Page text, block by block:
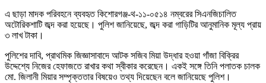
এ ছাড়া মাদক পরিবহনে ব্যবহৃত কিশোরগঞ্জ-থ-১১-০৫১৪ নম্বরের সিএনজিচালিত
অটোরিকশাটি জব্দ করা হয়েছে। পুলিশ জানিয়েছে, জব্দ করা গাড়িটির আনুমানিক মূল্য প্রায়
৩ লাখ টাকা।
পুলিশের দাবি, প্রাথমিক জিজ্ঞাসাবাদে আটক সজিব মিয়া উদ্ধার হওয়া গাঁজা বিক্রির
উদ্দেশ্যে নিজের হেফাজতে রাখার কথা স্বীকার করেছেন। একই সঙ্গে তিনি পলাতক চালক
মো. জিলানী মিয়ার সম্পৃক্ততার বিষয়েও তথ্য দিয়েছেন বলে জানিয়েছে পুলিশ।